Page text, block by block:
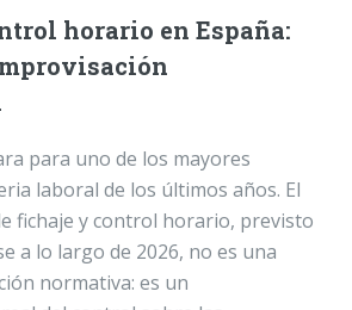
horario en España:
para uno de los mayores
laboral de los últimos años. El
fichaje y control horario, previsto
a lo largo de 2026, no es una
normativa: es un